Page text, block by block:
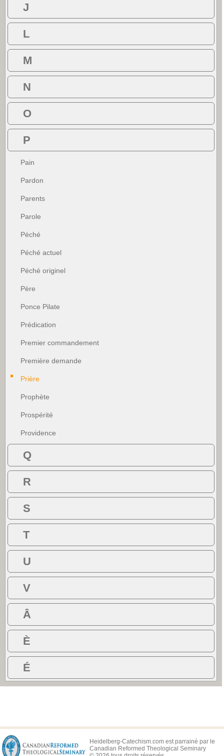
J
L
M
N
O
P
Pain
Pardon
Parents
Parole
Péché
Péché actuel
Péché originel
Père
Ponce Pilate
Prédication
Premier commandement
Première demande
Prière
Prophète
Prospérité
Providence
Q
R
S
T
U
V
Â
È
É
Heidelberg-Catechism.com est parrainé par le
Canadian Reformed Theological Seminary